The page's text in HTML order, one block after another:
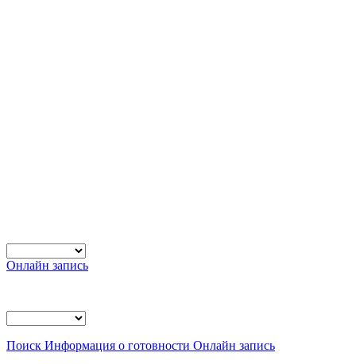
Онлайн запись
Поиск Информация о готовности Онлайн запись